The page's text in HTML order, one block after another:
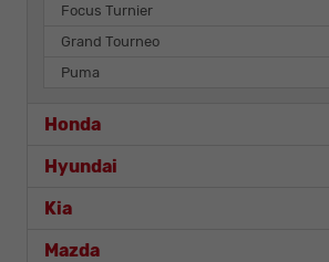
Focus Turnier
Grand Tourneo
Puma
Honda
Hyundai
Kia
Mazda